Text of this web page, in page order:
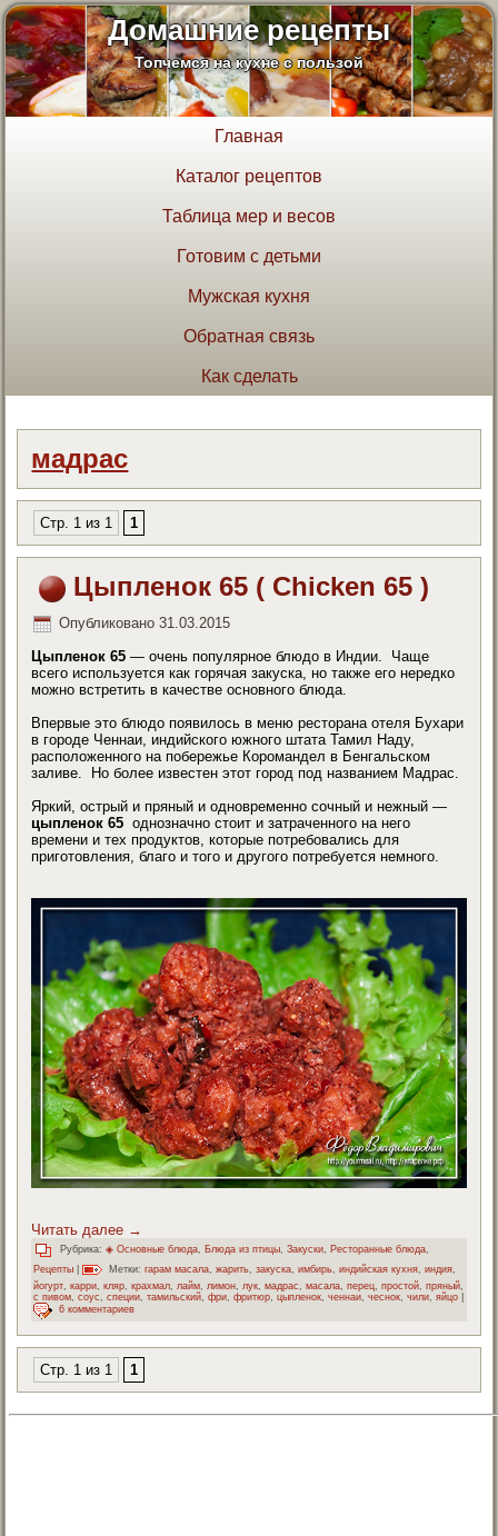
Домашние рецепты
Топчемся на кухне с пользой
Главная
Каталог рецептов
Таблица мер и весов
Готовим с детьми
Мужская кухня
Обратная связь
Как сделать
мадрас
Стр. 1 из 1 1
Цыпленок 65 ( Chicken 65 )
Опубликовано 31.03.2015
Цыпленок 65 — очень популярное блюдо в Индии. Чаще
всего используется как горячая закуска, но также его нередко
можно встретить в качестве основного блюда.
Впервые это блюдо появилось в меню ресторана отеля Бухари
в городе Ченнаи, индийского южного штата Тамил Наду,
расположенного на побережье Коромандел в Бенгальском
заливе. Но более известен этот город под названием Мадрас.
Яркий, острый и пряный и одновременно сочный и нежный —
цыпленок 65 однозначно стоит и затраченного на него
времени и тех продуктов, которые потребовались для
приготовления, благо и того и другого потребуется немного.
Читать далее →
Рубрика: ◈ Основные блюда Блюда из птицы ,Закуски Ресторанные блюда
Рецепты
Метки: гарам масала ,жарить ,закуска ,имбирь ,индийская кухня ,индия
йогурт ,карри ,кляр ,крахмал лайм лимон лук ,мадрас ,масала ,перец ,простой ,пряный
с пивом ,соус ,специи ,тамильский ,фри ,фритюр ,цыпленок ,ченнаи ,чеснок ,чили ,яйцо
6 комментариев
Стр. 1 из 1 1